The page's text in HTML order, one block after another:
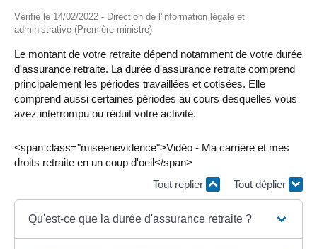
Vérifié le 14/02/2022 - Direction de l'information légale et
administrative (Première ministre)
Le montant de votre retraite dépend notamment de votre durée
d'assurance retraite. La durée d'assurance retraite comprend
principalement les périodes travaillées et cotisées. Elle
comprend aussi certaines périodes au cours desquelles vous
avez interrompu ou réduit votre activité.
<span class="miseenevidence">Vidéo - Ma carrière et mes
droits retraite en un coup d'oeil</span>
Tout replier
Tout déplier
Qu'est-ce que la durée d'assurance retraite ?